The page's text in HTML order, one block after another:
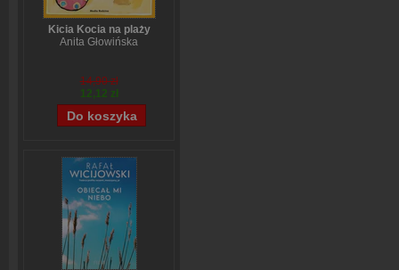
Kicia Kocia na plaży
Anita Głowińska
14,90 zł
12,12 zł